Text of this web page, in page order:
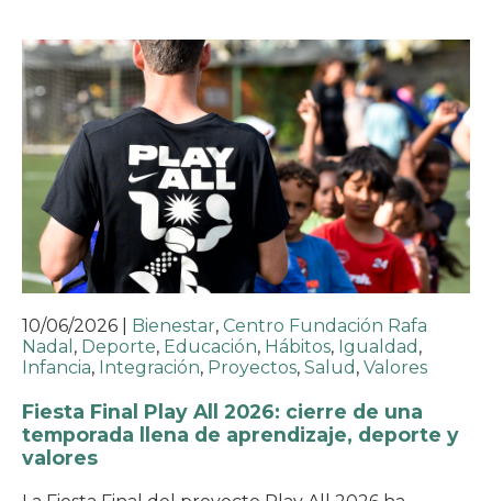
10/06/2026 Bienestar, Centro Fundación Rafa
Nadal , Deporte, Educación, Hábitos, Igualdad ,
Infancia, Integración, Proyectos, Salud , Valores
Fiesta Final Play All 2026: cierre de una
temporada llena de aprendizaje, deporte y
valores